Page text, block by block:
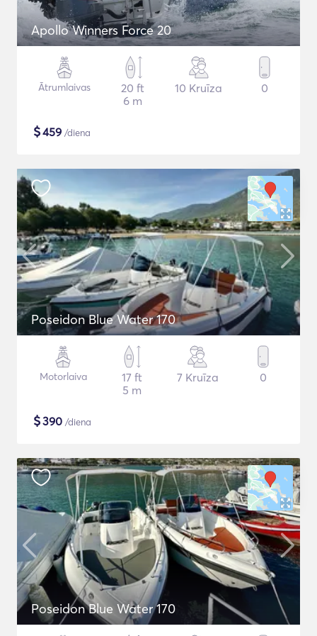
Apollo Winners Force 20
Ātrumlaivas
20 ft
6 m
10 Kruīza 0
$459 /diena
Poseidon Blue Water 170
Motorlaiva
17 ft
5 m
7 Kruīza 0
$390 /diena
Poseidon Blue Water 170